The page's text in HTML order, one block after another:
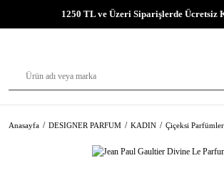
1250 TL ve Üzeri Siparişlerde Ücretsiz
Anasayfa DESIGNER PARFUM KADIN Çiçeksi Parfümler